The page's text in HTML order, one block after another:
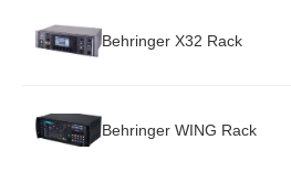
Behringer X32 Rack
Behringer WING Rack